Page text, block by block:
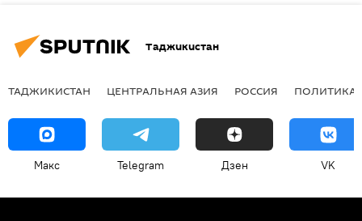
Таджикистан
ТАДЖИКИСТАН ЦЕНТРАЛЬНАЯ АЗИЯ РОССИЯ ПОЛИТИКА
Макс Telegram Дзен VK